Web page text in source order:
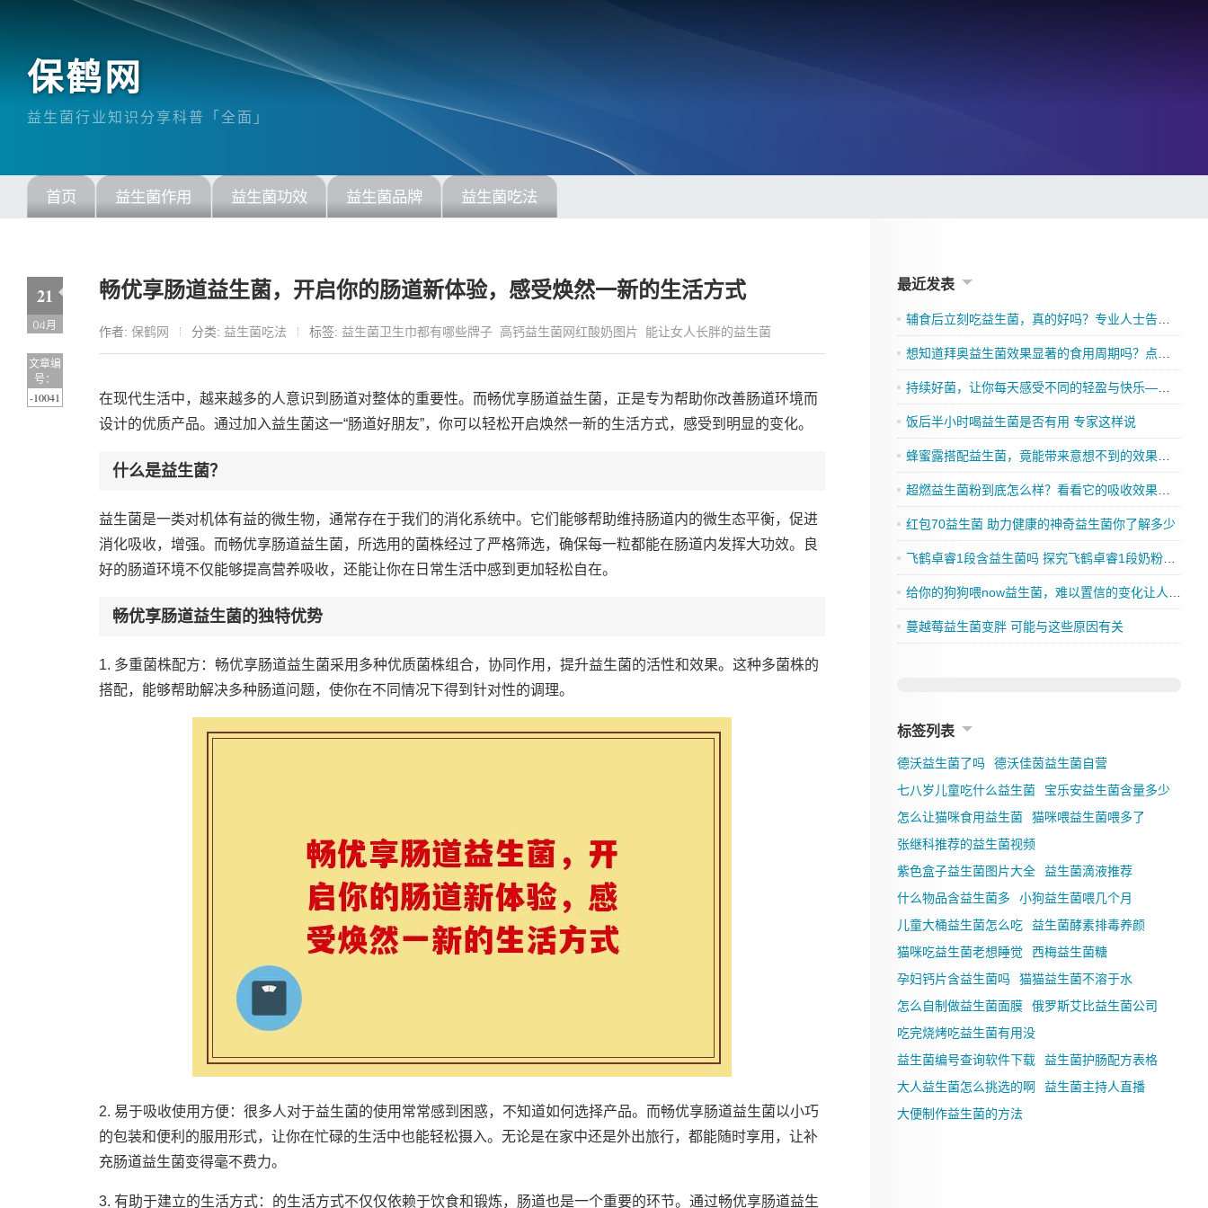
保鹤网
益生菌行业知识分享科普「全面」
首页 益生菌作用 益生菌功效 益生菌品牌 益生菌吃法
畅优享肠道益生菌，开启你的肠道新体验，感受焕然一新的生活方式
作者: 保鹤网 分类: 益生菌吃法 标签: 益生菌卫生巾都有哪些牌子 高钙益生菌网红酸奶图片 能让女人长胖的益生菌
在现代生活中，越来越多的人意识到肠道对整体的重要性。而畅优享肠道益生菌，正是专为帮助你改善肠道环境而
设计的优质产品。通过加入益生菌这一“肠道好朋友”，你可以轻松开启焕然一新的生活方式，感受到明显的变化。
什么是益生菌？
益生菌是一类对机体有益的微生物，通常存在于我们的消化系统中。它们能够帮助维持肠道内的微生态平衡，促进
消化吸收，增强。而畅优享肠道益生菌，所选用的菌株经过了严格筛选，确保每一粒都能在肠道内发挥大功效。良
好的肠道环境不仅能够提高营养吸收，还能让你在日常生活中感到更加轻松自在。
畅优享肠道益生菌的独特优势
1. 多重菌株配方：畅优享肠道益生菌采用多种优质菌株组合，协同作用，提升益生菌的活性和效果。这种多菌株的
搭配，能够帮助解决多种肠道问题，使你在不同情况下得到针对性的调理。
2. 易于吸收使用方便：很多人对于益生菌的使用常常感到困惑，不知道如何选择产品。而畅优享肠道益生菌以小巧
的包装和便利的服用形式，让你在忙碌的生活中也能轻松摄入。无论是在家中还是外出旅行，都能随时享用，让补
充肠道益生菌变得毫不费力。
3. 有助于建立的生活方式：的生活方式不仅仅依赖于饮食和锻炼，肠道也是一个重要的环节。通过畅优享肠道益生
21
04月
文章编
号：
-10041
最近发表
辅食后立刻吃益生菌，真的好吗？专业人士告诉你
想知道拜奥益生菌效果显著的食用周期吗？点击了解吧
持续好菌，让你每天感受不同的轻盈与快乐——格兰迪莱益生菌来袭”
饭后半小时喝益生菌是否有用 专家这样说
蜂蜜露搭配益生菌，竟能带来意想不到的效果，你还在等什么？
超燃益生菌粉到底怎么样？看看它的吸收效果如何
红包70益生菌 助力健康的神奇益生菌你了解多少
飞鹤卓睿1段含益生菌吗 探究飞鹤卓睿1段奶粉的成分是否有益生菌
给你的狗狗喂now益生菌，难以置信的变化让人刮目相看
蔓越莓益生菌变胖 可能与这些原因有关
标签列表
德沃益生菌了吗
德沃佳茵益生菌自营
七八岁儿童吃什么益生菌
宝乐安益生菌含量多少
怎么让猫咪食用益生菌
猫咪喂益生菌喂多了
张继科推荐的益生菌视频
紫色盒子益生菌图片大全
益生菌滴液推荐
什么物品含益生菌多
小狗益生菌喂几个月
儿童大桶益生菌怎么吃
益生菌酵素排毒养颜
猫咪吃益生菌老想睡觉
西梅益生菌糖
孕妇钙片含益生菌吗
猫猫益生菌不溶于水
怎么自制做益生菌面膜
俄罗斯艾比益生菌公司
吃完烧烤吃益生菌有用没
益生菌编号查询软件下载
益生菌护肠配方表格
大人益生菌怎么挑选的啊
益生菌主持人直播
大便制作益生菌的方法